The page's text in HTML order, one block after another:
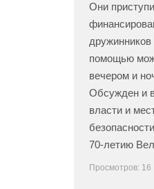
Они
помощью
вечером и
Обсужден и
власти и
70-летию
Просмотров: 16